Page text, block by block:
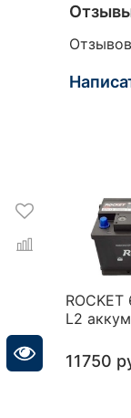
L2
11750